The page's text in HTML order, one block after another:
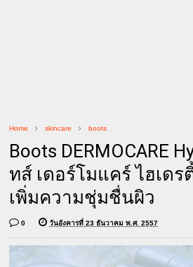
Home skincare boots
Boots DERMOCARE
ทส์ เดอร์โมแคร์ ไฮเดร
เพิ่มความชุ่มชื่นผิว
0 วันอังคารที่ 23 ธันวาคม พ.ศ. 2557